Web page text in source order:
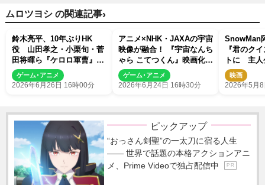
ムロツヨシ の関連記事›
鈴木亮平、10年ぶりHK
役 山田孝之・小栗旬・菅
田将暉ら『ケロロ軍曹』参
戦 福田雄一作品キャラが
夢の共演
ゲーム･アニメ
2026年6月26日 16時00分
アニメ×NHK・JAXAの宇宙
映像が融合！ 『宇宙なんち
ゃら こてつくん』映画化＆
特報公開
ゲーム･アニメ
2026年6月24日 16時30分
SnowMan
『君のク
トに 主人
師を演じる
映画
2026年5月
ピックアップ
“おっさん剣聖”の一太刀に宿る人生
―― 世界で話題の本格アクションアニ
メ、Prime Videoで独占配信中
P R